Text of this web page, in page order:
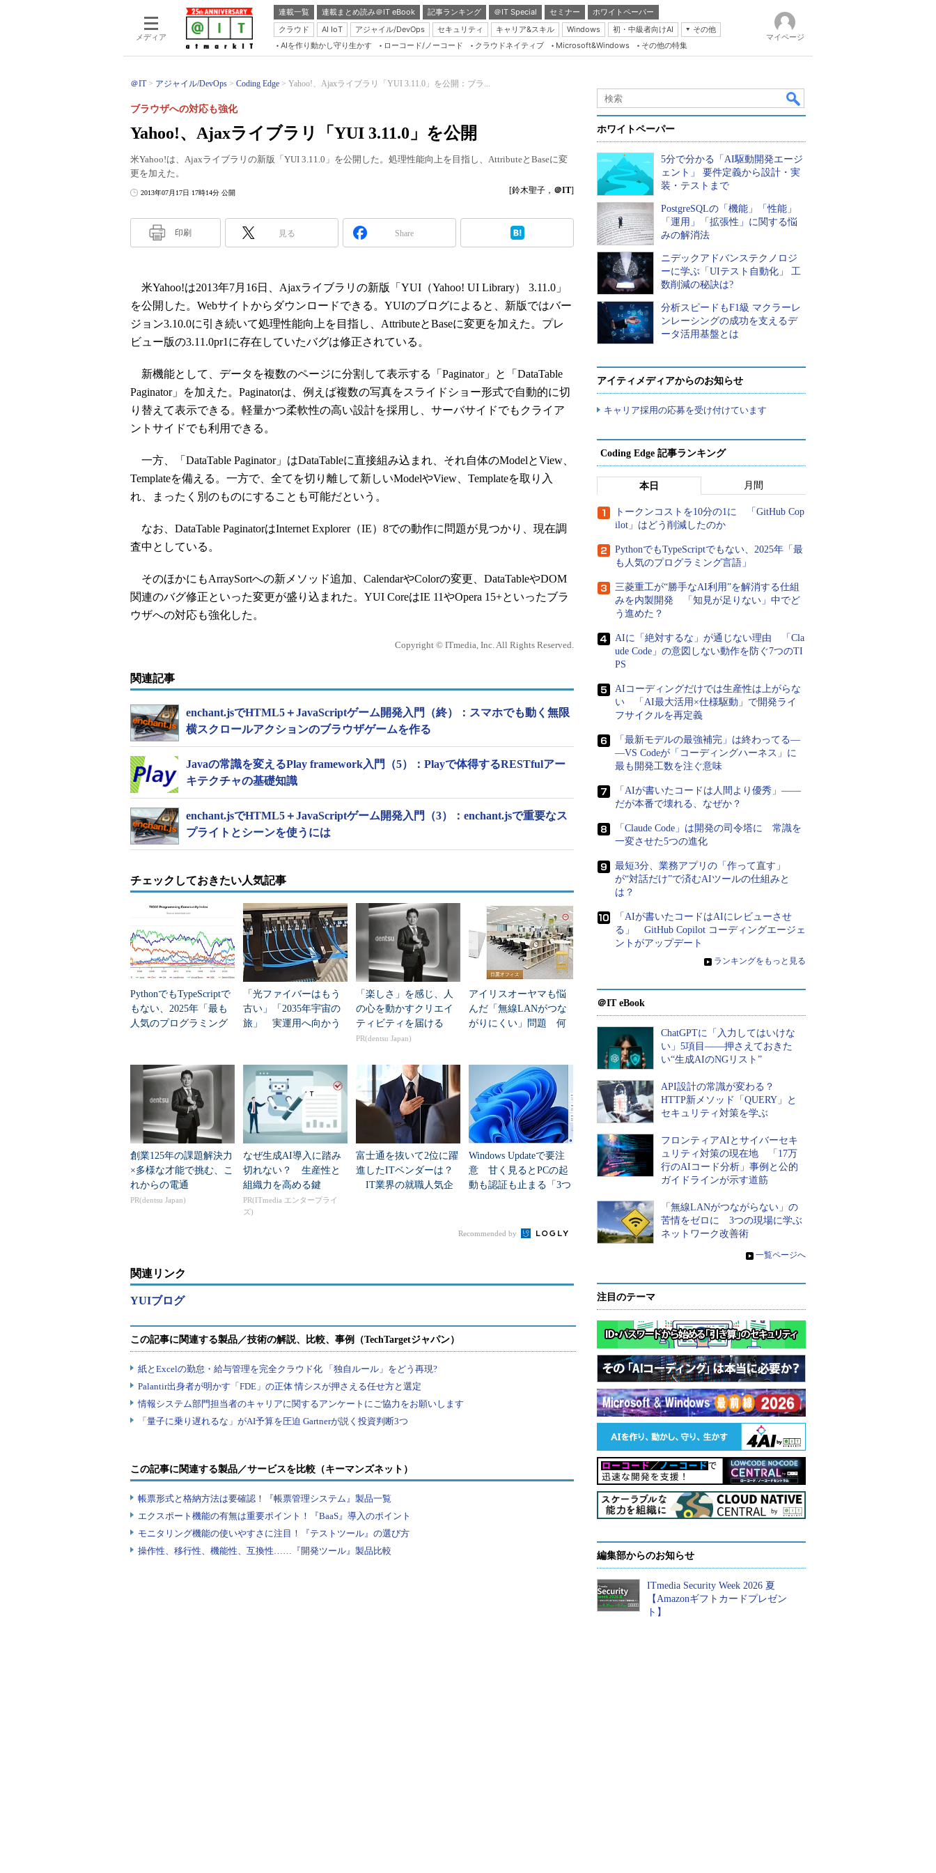
メディア
連載一覧 連載まとめ読み＠IT eBook 記事ランキング ＠IT Special セミナー
ホワイトペーパー
クラウド
AI IoT アジャイル/DevOps セキュリティ キャリア&スキル Windows 初・中級者向けAI
その他
Server & Storage
Database Expert
Linux ＆ OSS
Master of IP Network
Security & Trust
ブログ
AIを作り動かし守り生かす ローコード/ノーコード クラウドネイティブ Microsoft&Windows その他の特集
マイページ
＠IT アジャイル/DevOps Coding Edge Yahoo!、Ajaxライブラリ「YUI 3.11.0」を公開：ブラ...
Yahoo!、Ajaxライブラリ「YUI 3.11.0」を公開
ブラウザへの対応も強化
米Yahoo!は、Ajaxライブラリの新版「YUI 3.11.0」を公開した。処理性能向上を目指し、AttributeとBaseに変
更を加えた。
2013年07月17日 17時14分 公開 [鈴木聖子， ＠IT]
印刷 見る Share
米Yahoo!は2013年7月16日、Ajaxライブラリの新版「YUI（Yahoo! UI Library） 3.11.0」
を公開した。Webサイトからダウンロードできる。YUIのブログによると、新版ではバー
ジョン3.10.0に引き続いて処理性能向上を目指し、AttributeとBaseに変更を加えた。プレ
ビュー版の3.11.0pr1に存在していたバグは修正されている。
新機能として、データを複数のページに分割して表示する「Paginator」と「DataTable
Paginator」を加えた。Paginatorは、例えば複数の写真をスライドショー形式で自動的に切
り替えて表示できる。軽量かつ柔軟性の高い設計を採用し、サーバサイドでもクライア
ントサイドでも利用できる。
一方、「DataTable Paginator」はDataTableに直接組み込まれ、それ自体のModelとView、
Templateを備える。一方で、全てを切り離して新しいModelやView、Templateを取り入
れ、まったく別のものにすることも可能だという。
なお、DataTable PaginatorはInternet Explorer（IE）8での動作に問題が見つかり、現在調
査中としている。
そのほかにもArraySortへの新メソッド追加、CalendarやColorの変更、DataTableやDOM
関連のバグ修正といった変更が盛り込まれた。YUI CoreはIE 11やOpera 15+といったブラ
ウザへの対応も強化した。
Copyright © ITmedia, Inc. All Rights Reserved.
関連記事
enchant.jsでHTML5＋JavaScriptゲーム開発入門（終）：スマホでも動く無限
横スクロールアクションのブラウザゲームを作る
Javaの常識を変えるPlay framework入門（5）：Playで体得するRESTfulアー
キテクチャの基礎知識
enchant.jsでHTML5＋JavaScriptゲーム開発入門（3）：enchant.jsで重要なス
プライトとシーンを使うには
チェックしておきたい人気記事
PythonでもTypeScriptで
もない、2025年「最も
人気のプログラミング
「光ファイバーはもう
古い」「2035年宇宙の
旅」 実運用へ向かう
「楽しさ」を感じ、人
の心を動かすクリエイ
ティビティを届ける
PR(dentsu Japan)
アイリスオーヤマも悩
んだ「無線LANがつな
がりにくい」問題 何
創業125年の課題解決力
×多様な才能で挑む、こ
れからの電通
PR(dentsu Japan)
なぜ生成AI導入に踏み
切れない？ 生産性と
組織力を高める鍵
PR(ITmedia エンタープライ
ズ)
富士通を抜いて2位に躍
進したITベンダーは？
IT業界の就職人気企
Windows Updateで要注
意 甘く見るとPCの起
動も認証も止まる「3つ
Recommended by
関連リンク
YUIブログ
この記事に関連する製品／サービスを比較（キーマンズネット）
帳票形式と格納方法は要確認！『帳票管理システム』製品一覧
エクスポート機能の有無は重要ポイント！『BaaS』導入のポイント
モニタリング機能の使いやすさに注目！『テストツール』の選び方
操作性、移行性、機能性、互換性……『開発ツール』製品比較
ホワイトペーパー
5分で分かる「AI駆動開発エージ
ェント」 要件定義から設計・実
装・テストまで
PostgreSQLの「機能」「性能」
「運用」「拡張性」に関する悩
みの解消法
ニデックアドバンステクノロジ
ーに学ぶ「UIテスト自動化」 工
数削減の秘訣は?
分析スピードもF1級 マクラーレ
ンレーシングの成功を支えるデ
ータ活用基盤とは
アイティメディアからのお知らせ
キャリア採用の応募を受け付けています
Coding Edge 記事ランキング
本日 月間
トークンコストを10分の1に 「GitHub Cop
ilot」はどう削減したのか
PythonでもTypeScriptでもない、2025年「最
も人気のプログラミング言語」
三菱重工が“勝手なAI利用”を解消する仕組
みを内製開発 「知見が足りない」中でど
う進めた？
AIに「絶対するな」が通じない理由 「Cla
ude Code」の意図しない動作を防ぐ7つのTI
PS
AIコーディングだけでは生産性は上がらな
い 「AI最大活用×仕様駆動」で開発ライ
フサイクルを再定義
「最新モデルの最強補完」は終わってる―
―VS Codeが「コーディングハーネス」に
最も開発工数を注ぐ意味
「AIが書いたコードは人間より優秀」――
だが本番で壊れる、なぜか？
「Claude Code」は開発の司令塔に 常識を
一変させた5つの進化
最短3分、業務アプリの「作って直す」
が“対話だけ”で済むAIツールの仕組みと
は？
「AIが書いたコードはAIにレビューさせ
る」 GitHub Copilot コーディングエージェ
ントがアップデート
» ランキングをもっと見る
＠IT eBook
ChatGPTに「入力してはいけな
い」5項目――押さえておきた
い“生成AIのNGリスト”
API設計の常識が変わる？
HTTP新メソッド「QUERY」と
セキュリティ対策を学ぶ
フロンティアAIとサイバーセキ
ュリティ対策の現在地 「17万
行のAIコード分析」事例と公的
ガイドラインが示す道筋
「無線LANがつながらない」の
苦情をゼロに 3つの現場に学ぶ
ネットワーク改善術
» 一覧ページへ
注目のテーマ
編集部からのお知らせ
ITmedia Security Week 2026 夏
【Amazonギフトカードプレゼン
ト】